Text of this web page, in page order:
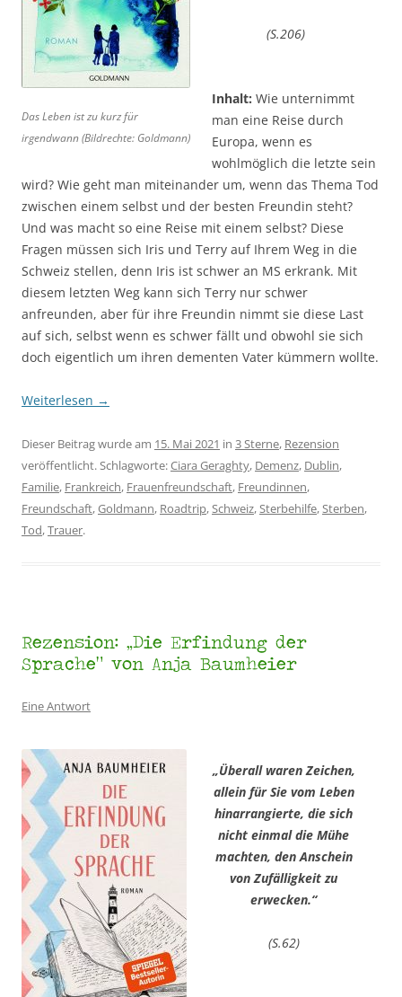
Das Leben ist zu kurz für
irgendwann (Bildrechte: Goldmann)
(S.206)
Inhalt: Wie unternimmt
man eine Reise durch
Europa, wenn es
wohlmöglich die letzte sein
wird? Wie geht man miteinander um, wenn das Thema Tod
zwischen einem selbst und der besten Freundin steht?
Und was macht so eine Reise mit einem selbst? Diese
Fragen müssen sich Iris und Terry auf Ihrem Weg in die
Schweiz stellen, denn Iris ist schwer an MS erkrank. Mit
diesem letzten Weg kann sich Terry nur schwer
anfreunden, aber für ihre Freundin nimmt sie diese Last
auf sich, selbst wenn es schwer fällt und obwohl sie sich
doch eigentlich um ihren dementen Vater kümmern wollte.
Weiterlesen →
Dieser Beitrag wurde am 15. Mai 2021 in 3 Sterne, Rezension
veröffentlicht. Schlagworte:Ciara Geraghty, Demenz, Dublin,
Familie, Frankreich, Frauenfreundschaft, Freundinnen,
Freundschaft,Goldmann, Roadtrip,Schweiz,Sterbehilfe,Sterben,
Tod,Trauer.
Rezension: „Die Erfindung der
Sprache“ von Anja Baumheier
Eine Antwort
„Überall waren Zeichen,
allein für Sie vom Leben
hinarrangierte, die sich
nicht einmal die Mühe
machten, den Anschein
von Zufälligkeit zu
erwecken.“
(S.62)